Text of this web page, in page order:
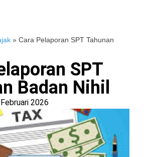
» Cara Pelaporan SPT Tahunan
SPT
Badan Nihil
2026